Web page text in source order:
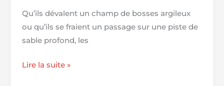
Qu’ils dévalent un champ de bosses argileux
ou qu’ils se fraient un passage sur une piste de
sable profond, les
Top
Lire la suite »